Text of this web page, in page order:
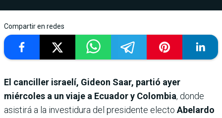
Compartir en redes
El canciller israelí, Gideon Saar, partió ayer
miércoles a un viaje a Ecuador y Colombia, donde
asistirá a la investidura del presidente electo Abelardo